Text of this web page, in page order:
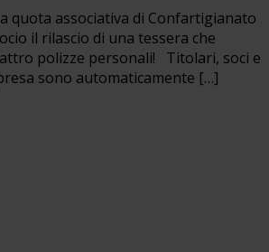
quota associativa di Confartigianato
il rilascio di una tessera che
polizze personali! Titolari, soci e
sono automaticamente […]